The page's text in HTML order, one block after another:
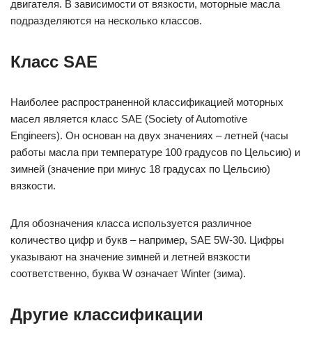
двигателя. В зависимости от вязкости, моторные масла
подразделяются на несколько классов.
Класс SAE
Наиболее распространенной классификацией моторных
масел является класс SAE (Society of Automotive
Engineers). Он основан на двух значениях – летней (часы
работы масла при температуре 100 градусов по Цельсию) и
зимней (значение при минус 18 градусах по Цельсию)
вязкости.
Для обозначения класса используется различное
количество цифр и букв – например, SAE 5W-30. Цифры
указывают на значение зимней и летней вязкости
соответственно, буква W означает Winter (зима).
Другие классификации